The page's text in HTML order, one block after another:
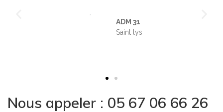
Nous appeler : 05 67 06 66 26